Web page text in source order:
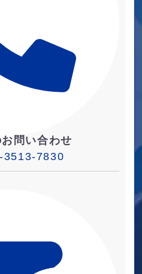
問い合わせ
3513-7830